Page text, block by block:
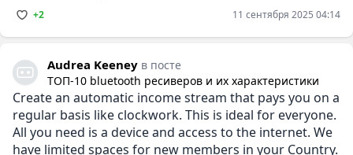
+2 11 сентября 2025 04:14
Audrea Keeney в посте
ТОП-10 bluetooth ресиверов и их характеристики
Create an automatic income stream that pays you on a
regular basis like clockwork. This is ideal for everyone.
All you need is a device and access to the internet. We
have limited spaces for new members in your Country.